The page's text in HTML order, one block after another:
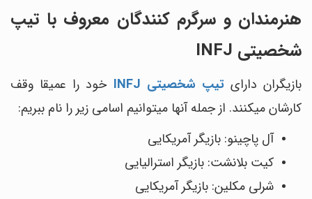
هنرمندان و سرگرم‎ کنندگان معروف با تیپ
شخصیتی INFJ
بازیگران دارایتیپ شخصیتی INFJ
خود را عمیقا وقف
کارشان می‎کنند. از جمله آن‎ها می‎توانیم اسامی زیر را نام ببریم:
آل پاچینو: بازیگر آمریکایی
کیت بلانشت: بازیگر استرالیایی
شرلی مک‎لین: بازیگر آمریکایی